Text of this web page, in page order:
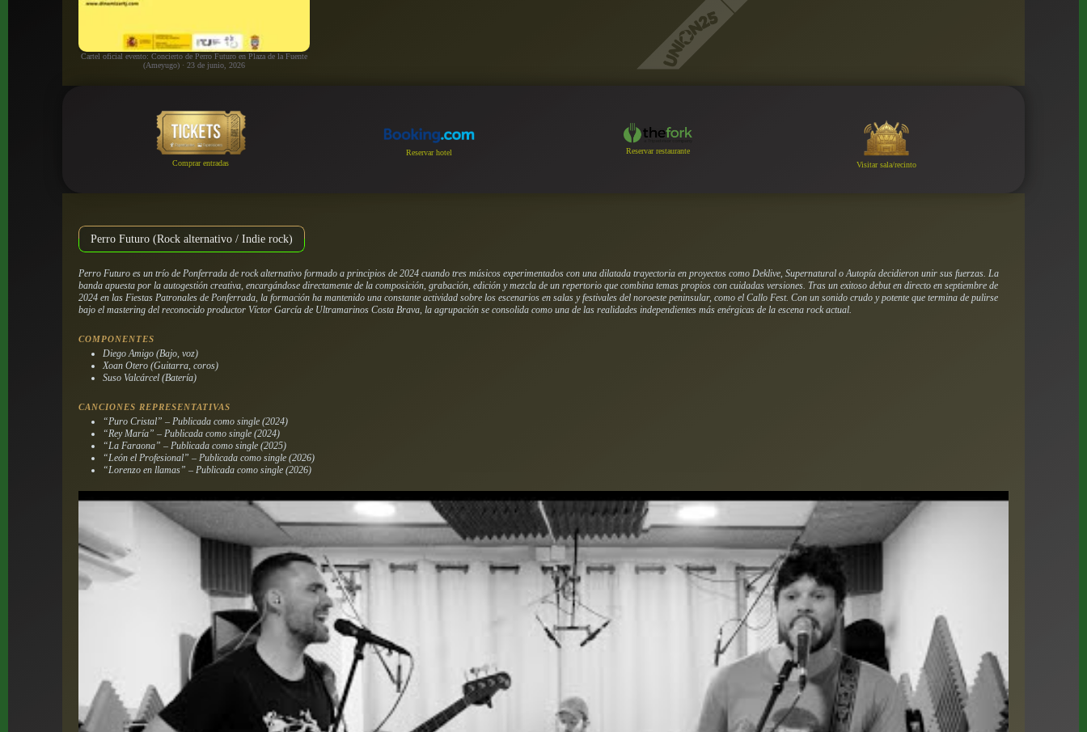
Cartel oficial evento: Concierto de Perro Futuro en Plaza de la Fuente
(Ameyugo) · 23 de junio, 2026
Comprar entradas
Reservar hotel
Reservar restaurante
Visitar sala/recinto
Perro Futuro (Rock alternativo / Indie rock)
Perro Futuro es un trío de Ponferrada de rock alternativo formado a principios de 2024 cuando tres músicos experimentados con una dilatada trayectoria en proyectos como Deklive, Supernatural o Autopía decidieron unir sus fuerzas. La
banda apuesta por la autogestión creativa, encargándose directamente de la composición, grabación, edición y mezcla de un repertorio que combina temas propios con cuidadas versiones. Tras un exitoso debut en directo en septiembre de
2024 en las Fiestas Patronales de Ponferrada, la formación ha mantenido una constante actividad sobre los escenarios en salas y festivales del noroeste peninsular, como el Callo Fest. Con un sonido crudo y potente que termina de pulirse
bajo el mastering del reconocido productor Víctor García de Ultramarinos Costa Brava, la agrupación se consolida como una de las realidades independientes más enérgicas de la escena rock actual.
COMPONENTES
Diego Amigo (Bajo, voz)
Xoan Otero (Guitarra, coros)
Suso Valcárcel (Batería)
CANCIONES REPRESENTATIVAS
“Puro Cristal” – Publicada como single (2024)
“Rey María” – Publicada como single (2024)
“La Faraona” – Publicada como single (2025)
“León el Profesional” – Publicada como single (2026)
“Lorenzo en llamas” – Publicada como single (2026)